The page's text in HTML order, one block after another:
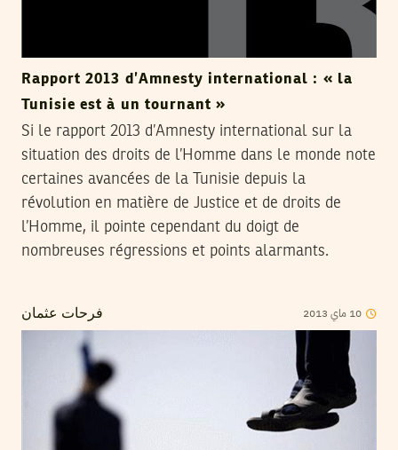
Rapport 2013 d’Amnesty international : « la
Tunisie est à un tournant »
Si le rapport 2013 d’Amnesty international sur la
situation des droits de l’Homme dans le monde note
certaines avancées de la Tunisie depuis la
révolution en matière de Justice et de droits de
l’Homme, il pointe cependant du doigt de
nombreuses régressions et points alarmants.
فرحات عثمان 10 ماي 2013